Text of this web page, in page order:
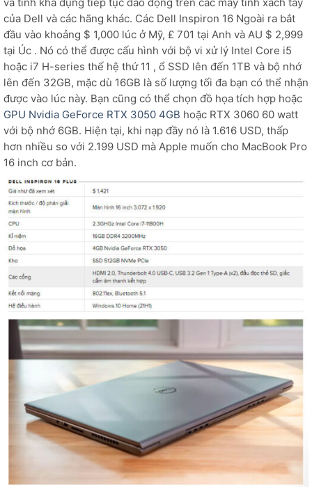
và tính khả dụng tiếp tục dao động trên các máy tính xách tay
của Dell và các hãng khác. Các Dell Inspiron 16 Ngoài ra bắt
đầu vào khoảng $ 1,000 lúc ở Mỹ, £ 701 tại Anh và AU $ 2,999
tại Úc . Nó có thể được cấu hình với bộ vi xử lý Intel Core i5
hoặc i7 H-series thế hệ thứ 11 , ổ SSD lên đến 1TB và bộ nhớ
lên đến 32GB, mặc dù 16GB là số lượng tối đa bạn có thể nhận
được vào lúc này. Bạn cũng có thể chọn đồ họa tích hợp hoặc
GPU Nvidia GeForce RTX 3050 4GB hoặc RTX 3060 60 watt
với bộ nhớ 6GB. Hiện tại, khi nạp đầy nó là 1.616 USD, thấp
hơn nhiều so với 2.199 USD mà Apple muốn cho MacBook Pro
16 inch cơ bản.